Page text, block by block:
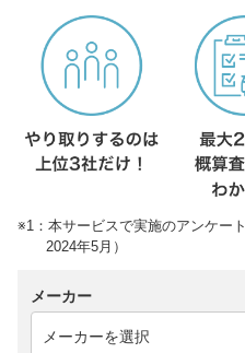
※1：本サービスで実施のアンケー
2024年5月）
メーカー